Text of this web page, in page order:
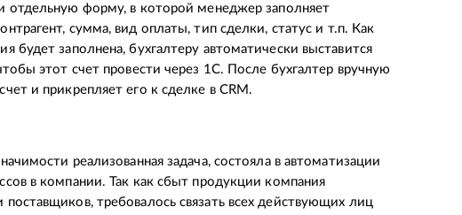
отдельную форму, в которой менеджер заполняет
сумма, вид оплаты, тип сделки, статус и т.п. Как
будет заполнена, бухгалтеру автоматически выставится
этот счет провести через 1С. После бухгалтер вручную
и прикрепляет его к сделке в CRM.
реализованная задача, состояла в автоматизации
в компании. Так как сбыт продукции компания
требовалось связать всех действующих лиц